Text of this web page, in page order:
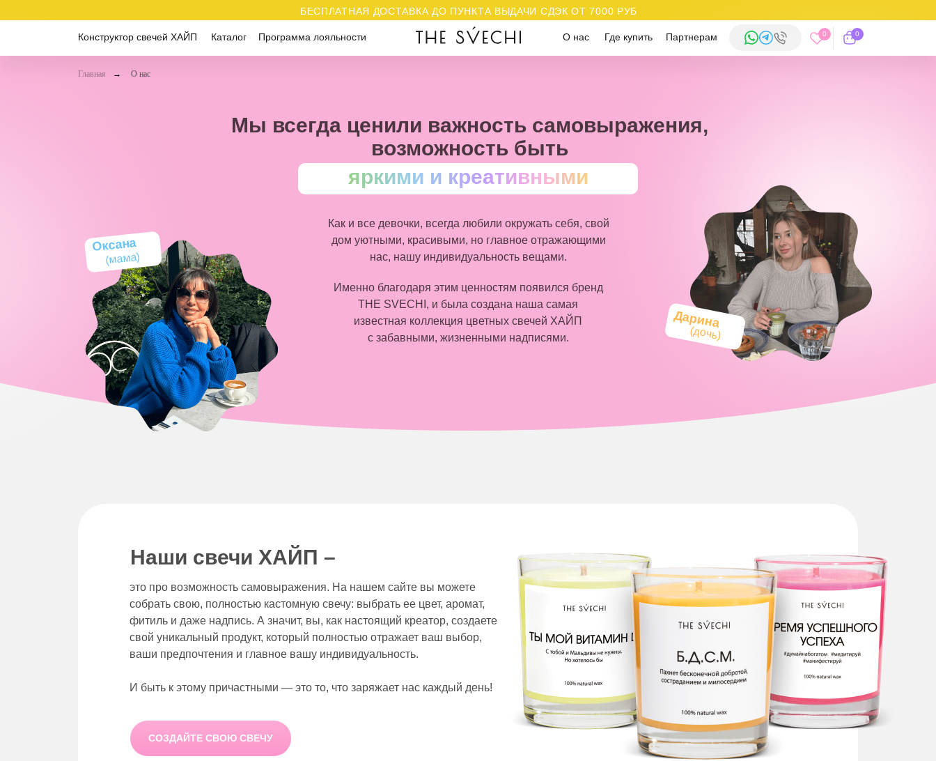
БЕСПЛАТНАЯ ДОСТАВКА ДО ПУНКТА ВЫДАЧИ СДЭК ОТ 7000 РУБ
Партнерам
Конструктор свечей ХАЙП Каталог Программа лояльности О нас Где купить 0
0
Главная → О нас
Как и все девочки, всегда любили окружать себя, свой
дом уютными, красивыми, но главное отражающими
нас, нашу индивидуальность вещами.
яркими и креативными
Мы всегда ценили важность самовыражения,
возможность быть
(мама)
Оксана
(дочь)
Дарина
Именно благодаря этим ценностям появился бренд
THE SVECHI , и была создана наша самая
известная коллекция цветных свечей ХАЙП
с забавными, жизненными надписями.
это про возможность самовыражения. На нашем сайте вы можете
собрать свою, полностью кастомную свечу: выбрать ее цвет, аромат,
фитиль и даже надпись. А значит, вы, как настоящий креатор, создаете
свой уникальный продукт, который полностью отражает ваш выбор,
ваши предпочтения и главное вашу индивидуальность.
И быть к этому причастными — это то, что заряжает нас каждый день!
Наши свечи ХАЙП –
СОЗДАЙТЕ СВОЮ СВЕЧУ